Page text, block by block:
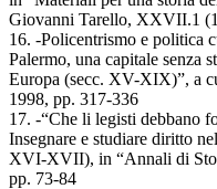
Giovanni Tarello, XXVII.1
16. -Policentrismo e politica
Palermo, una capitale senza
Europa (secc. XV-XIX)”, a
1998, pp. 317-336
17. -“Che li legisti debbano
Insegnare e studiare diritto
XVI-XVII), in “Annali di
pp. 73-84